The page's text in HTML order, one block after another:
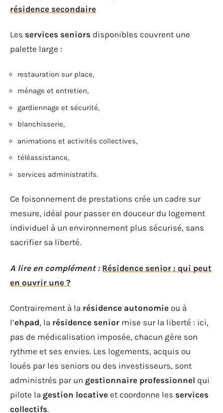
résidence secondaire
Les services seniors disponibles couvrent une
palette large :
restauration sur place,
ménage et entretien,
gardiennage et sécurité,
blanchisserie,
animations et activités collectives,
téléassistance,
services administratifs.
Ce foisonnement de prestations crée un cadre sur
mesure, idéal pour passer en douceur du logement
individuel à un environnement plus sécurisé, sans
sacrifier sa liberté.
A lire en complément : Résidence senior : qui peut
en ouvrir une ?
Contrairement à la résidence autonomie ou à
l’ehpad, la résidence senior mise sur la liberté : ici,
pas de médicalisation imposée, chacun gère son
rythme et ses envies. Les logements, acquis ou
loués par les seniors ou des investisseurs, sont
administrés par un gestionnaire professionnel qui
pilote la gestion locative et coordonne les services
collectifs.